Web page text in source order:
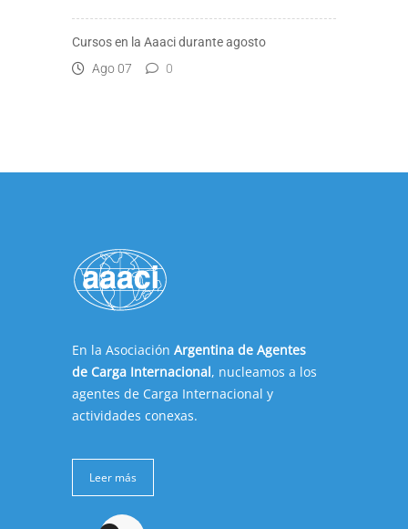
Cursos en la Aaaci durante agosto
Ago 07
0
En la Asociación Argentina de Agentes
de Carga Internacional, nucleamos a los
agentes de Carga Internacional y
actividades conexas.
Leer más